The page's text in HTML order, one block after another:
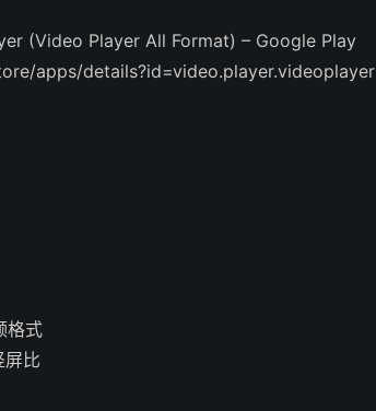
(Video Player All Format) – Google Play
apps/details?id=video.player.videoplayer
格式
比